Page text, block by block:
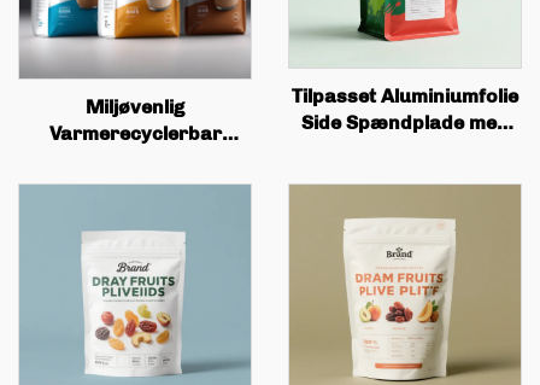
Miljøvenlig
Varmerecyclerbar
Plastik Madspakke,
Proteinpulver Sæk
Tilpasset Aluminiumfolie
Side Spændplade med
Kaffeposer